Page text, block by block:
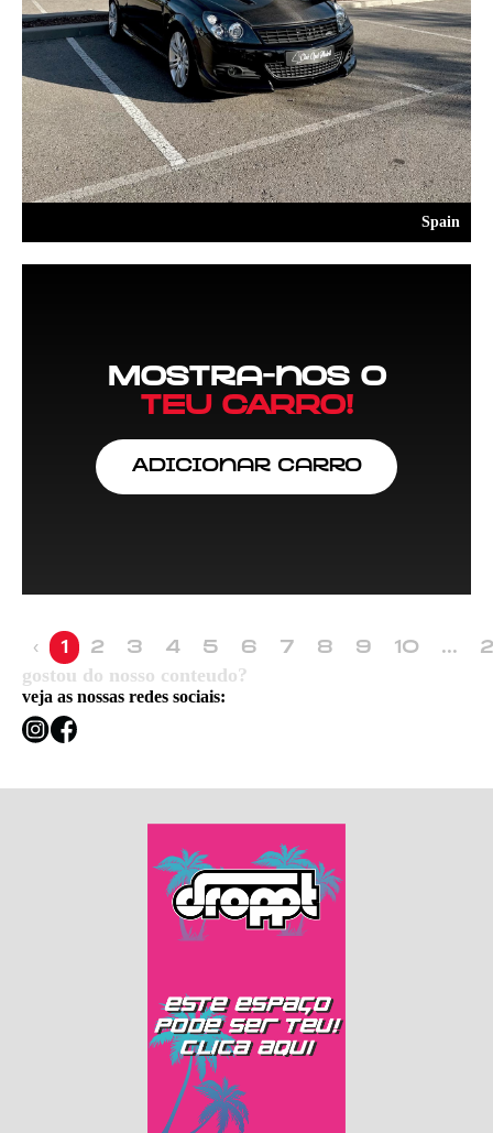
Spain
Mostra-nos o
TEU CARRO!
Adicionar Carro
gostou do nosso conteudo?
veja as nossas redes sociais:
‹ 1 2 3 4 5 6 7 8 9 10 ...